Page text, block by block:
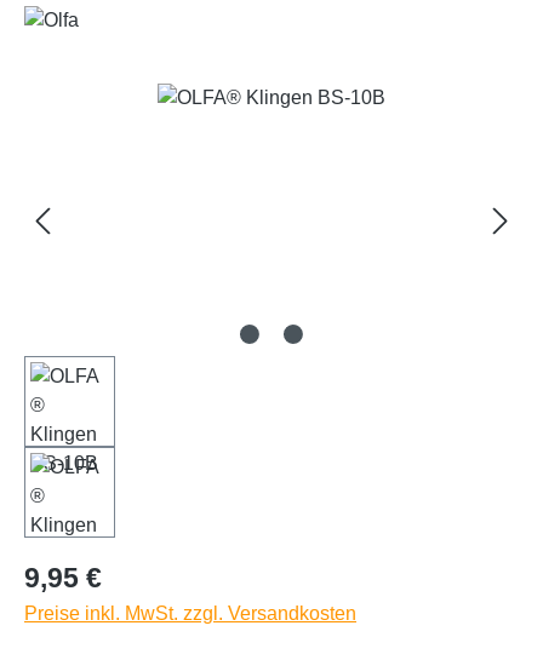
Bildergalerie überspringen
Regulärer Preis:
9,95 €
Preise inkl. MwSt. zzgl. Versandkosten